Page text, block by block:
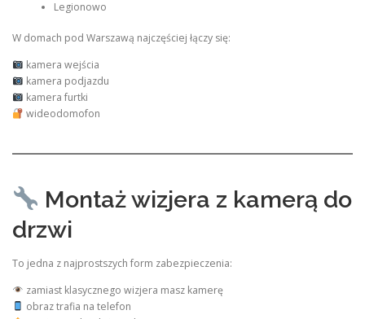
Legionowo
W domach pod Warszawą najczęściej łączy się:
kamera wejścia
kamera podjazdu
kamera furtki
wideodomofon
Montaż wizjera z kamerą do
drzwi
To jedna z najprostszych form zabezpieczenia:
zamiast klasycznego wizjera masz kamerę
obraz trafia na telefon